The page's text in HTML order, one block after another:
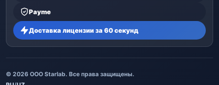
Payme
Доставка лицензии за 60 секунд
© 2026 ООО Starlab. Все права защищены.